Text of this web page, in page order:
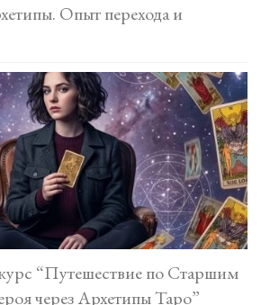
Опыт перехода и
“Путешествие по Старшим
через Архетипы Таро”